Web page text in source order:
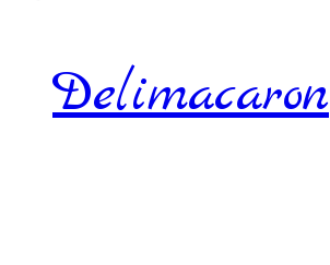
Delimacaron